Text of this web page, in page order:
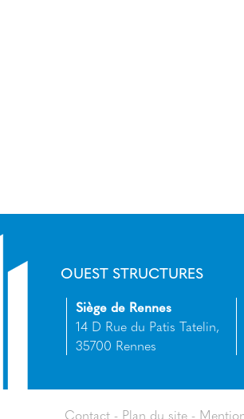
OUEST STRUCTURES
Siège de Rennes
14 D Rue du Patis Tatelin,
35700 Rennes
Contact Plan du site